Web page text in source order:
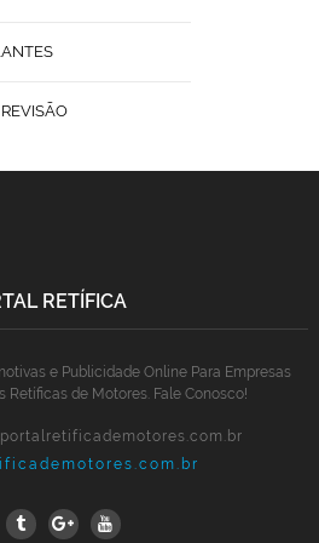
RETÍFICA
e Publicidade Online Para Empresas
Retíficas de Motores. Fale Conosco!